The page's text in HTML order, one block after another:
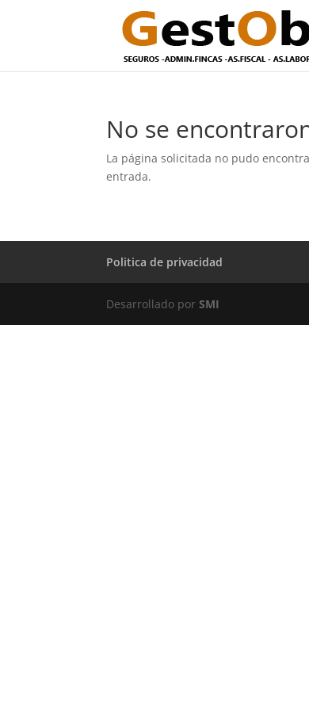
No se
La página solicitada no pudo
entrada.
Politica de privacidad
Desarrollado porSMI